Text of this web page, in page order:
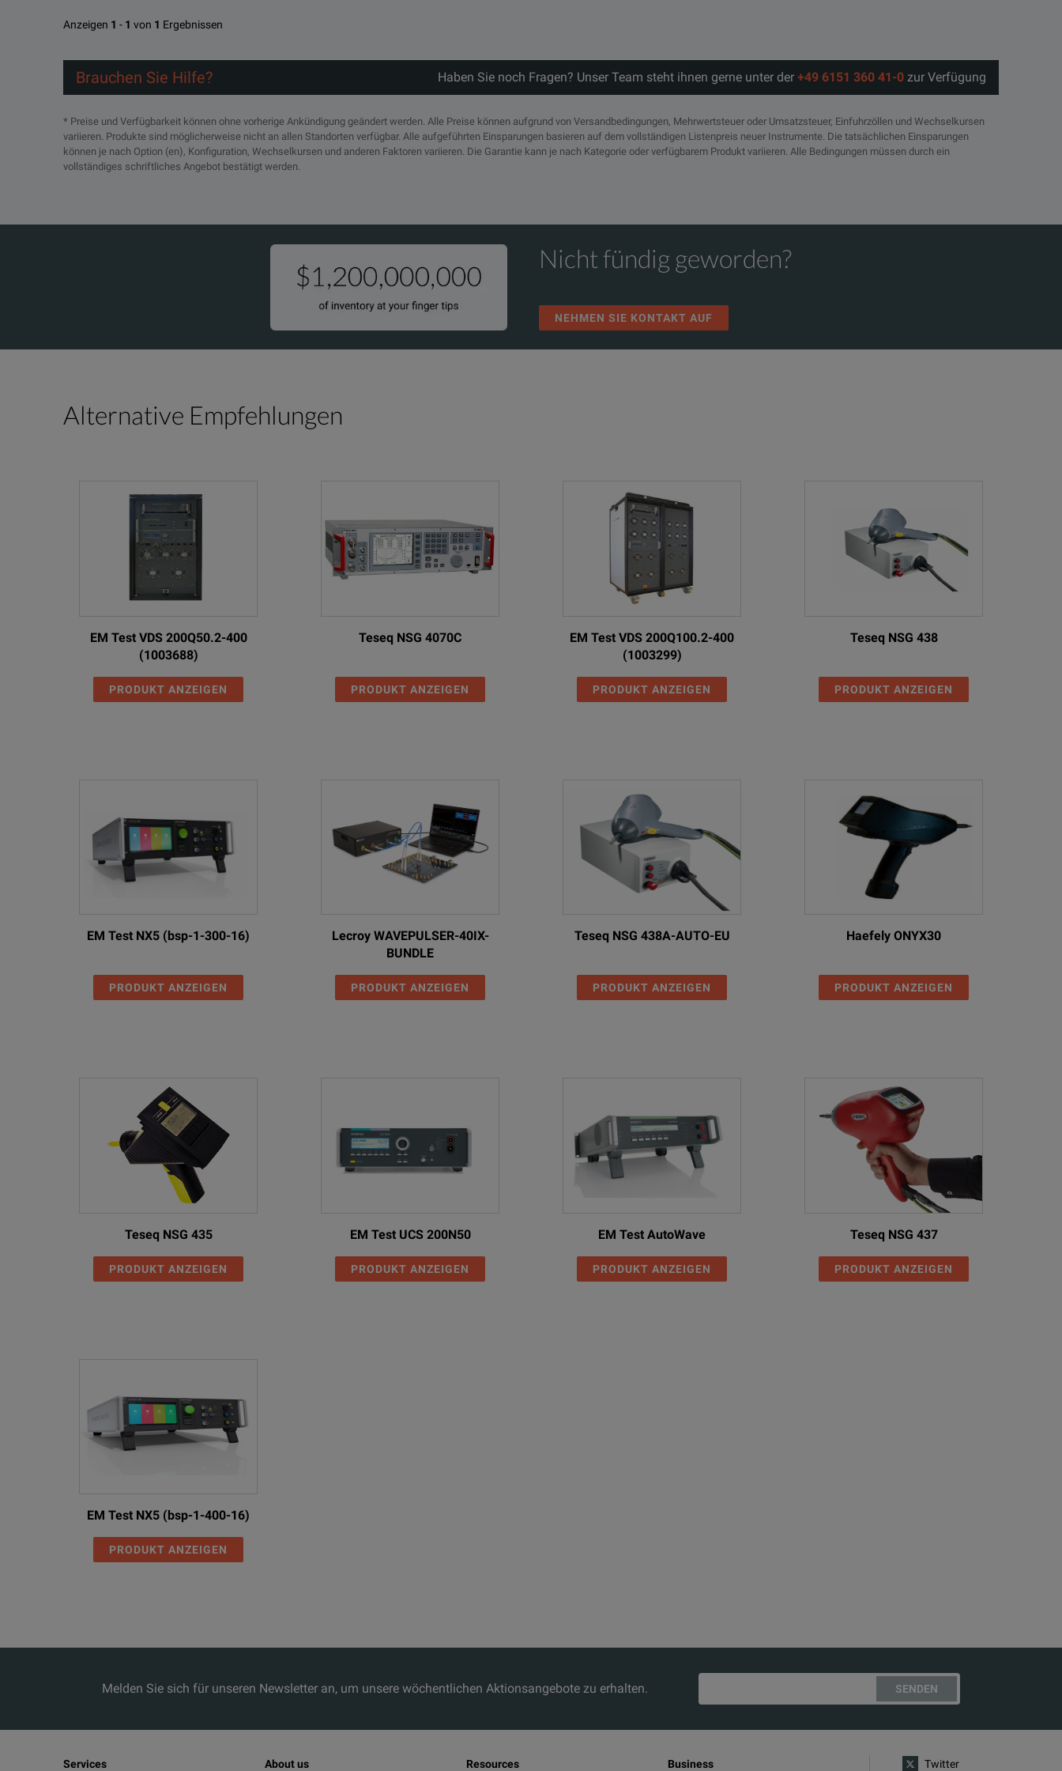
Anzeigen 1 - 1 von 1 Ergebnissen
Brauchen Sie Hilfe? Haben Sie noch Fragen? Unser Team steht ihnen gerne unter der +49 6151 360 41-0 zur Verfügung
* Preise und Verfügbarkeit können ohne vorherige Ankündigung geändert werden. Alle Preise können aufgrund von Versandbedingungen, Mehrwertsteuer oder Umsatzsteuer, Einfuhrzöllen und Wechselkursen
variieren. Produkte sind möglicherweise nicht an allen Standorten verfügbar. Alle aufgeführten Einsparungen basieren auf dem vollständigen Listenpreis neuer Instrumente. Die tatsächlichen Einsparungen
können je nach Option (en), Konfiguration, Wechselkursen und anderen Faktoren variieren. Die Garantie kann je nach Kategorie oder verfügbarem Produkt variieren. Alle Bedingungen müssen durch ein
vollständiges schriftliches Angebot bestätigt werden.
Nicht fündig geworden?
NEHMEN SIE KONTAKT AUF
Alternative Empfehlungen
EM Test VDS 200Q50.2-400
(1003688)
PRODUKT ANZEIGEN
Teseq NSG 4070C
PRODUKT ANZEIGEN
EM Test VDS 200Q100.2-400
(1003299)
PRODUKT ANZEIGEN
Teseq NSG 438
PRODUKT ANZEIGEN
EM Test NX5 (bsp-1-300-16)
PRODUKT ANZEIGEN
Lecroy WAVEPULSER-40IX-
BUNDLE
PRODUKT ANZEIGEN
Teseq NSG 438A-AUTO-EU
PRODUKT ANZEIGEN
Haefely ONYX30
PRODUKT ANZEIGEN
Teseq NSG 435
PRODUKT ANZEIGEN
EM Test UCS 200N50
PRODUKT ANZEIGEN
EM Test AutoWave
PRODUKT ANZEIGEN
Teseq NSG 437
PRODUKT ANZEIGEN
EM Test NX5 (bsp-1-400-16)
PRODUKT ANZEIGEN
Melden Sie sich für unseren Newsletter an, um unsere wöchentlichen Aktionsangebote zu erhalten. SENDEN
Services About us Resources Business Twitter